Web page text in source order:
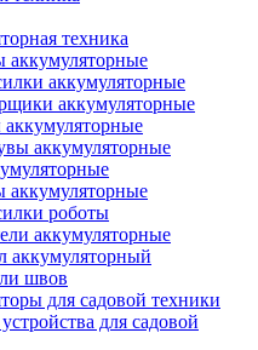
техника
аккумуляторные
аккумуляторные
аккумуляторные
аккумуляторные
аккумуляторные
роботы
аккумуляторные
аккумуляторный
швов
для садовой техники
для садовой